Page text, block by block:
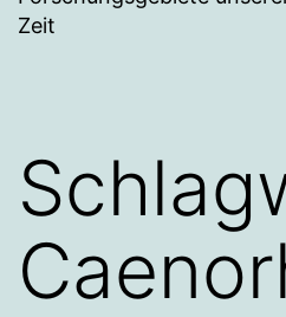
Zeit